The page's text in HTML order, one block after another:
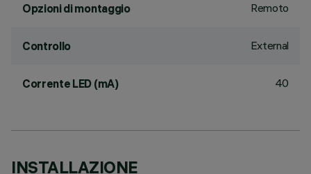
Opzioni di montaggio Remoto
Controllo External
Corrente LED (mA) 40
INSTALLAZIONE